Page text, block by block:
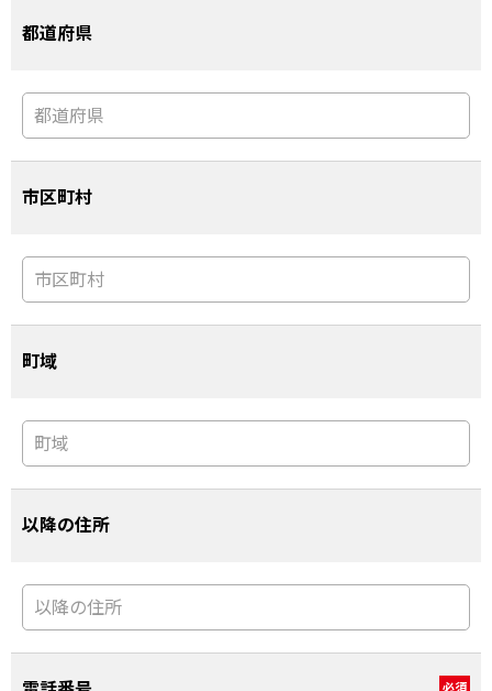
都道府県
市区町村
町域
以降の住所
必須